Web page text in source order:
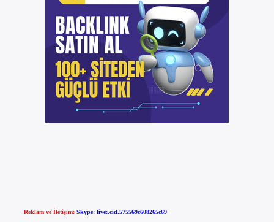
Reklam ve İletişim: Skype: live:.cid.575569c608265c69